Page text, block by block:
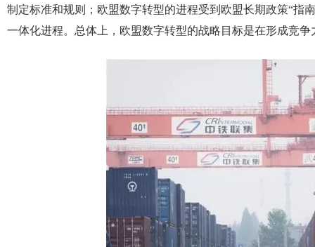
制定标准和规则；欧盟数字转型的进程受到欧盟长期政策“指
一体化进程。总体上，欧盟数字转型的战略目标是在形成竞